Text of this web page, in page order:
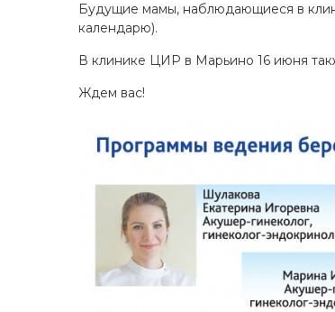
Будущие мамы, наблюдающиеся в
календарю).
В клинике ЦИР в Марьино 16 июня
Ждем вас!